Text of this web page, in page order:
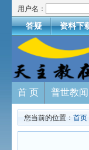
用户名：
答疑 资料下
首 页 普世教闻
您当前的位置： 首页